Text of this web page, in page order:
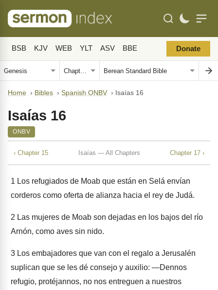
BSB KJV WEB YLT ASV BBE Donate
Home › Bibles › Spanish ONBV › Isaías 16
Isaías 16
ONBV
‹ Chapter 15 Isaías — All Chapters Chapter 17 ›
1 Los refugiados de Moab que están en Selá envían
corderos como oferta de alianza hacia el rey de Judá.
2 Las mujeres de Moab son dejadas en los bajos del río
Arnón, como aves sin nido.
3 Los embajadores que van con el regalo a Jerusalén
suplican que se les dé consejo y auxilio: ―Dennos
refugio, protéjannos, no nos entreguen a nuestros